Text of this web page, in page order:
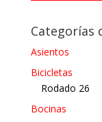
Categorías
Asientos
Bicicletas
Rodado 26
Bocinas